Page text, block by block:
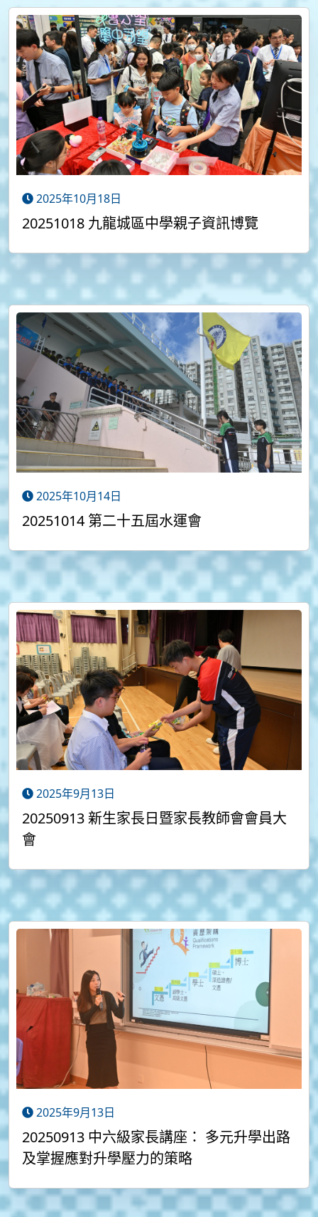
2025年10月18日
20251018 九龍城區中學親子資訊博覽
2025年10月14日
20251014 第二十五屆水運會
2025年9月13日
20250913 新生家長日暨家長教師會會員大
會
2025年9月13日
20250913 中六級家長講座： 多元升學出路
及掌握應對升學壓力的策略